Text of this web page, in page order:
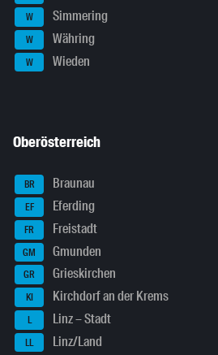
W Simmering
W Währing
W Wieden
Oberösterreich
BR Braunau
EF Eferding
FR Freistadt
GM Gmunden
GR Grieskirchen
KI Kirchdorf an der Krems
L Linz – Stadt
LL Linz/Land